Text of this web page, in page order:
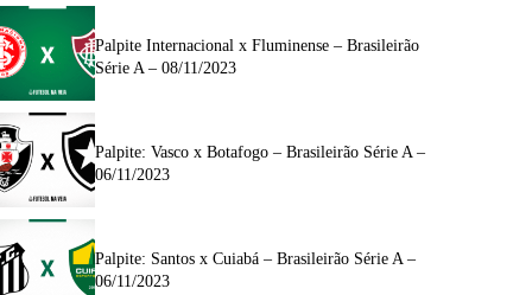
Palpite Internacional x Fluminense – Brasileirão
Série A – 08/11/2023
Palpite: Vasco x Botafogo – Brasileirão Série A –
06/11/2023
Palpite: Santos x Cuiabá – Brasileirão Série A –
06/11/2023